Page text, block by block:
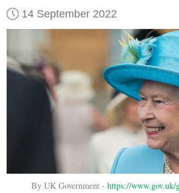
14 September 2022
By UK Government -https://www.gov.uk/